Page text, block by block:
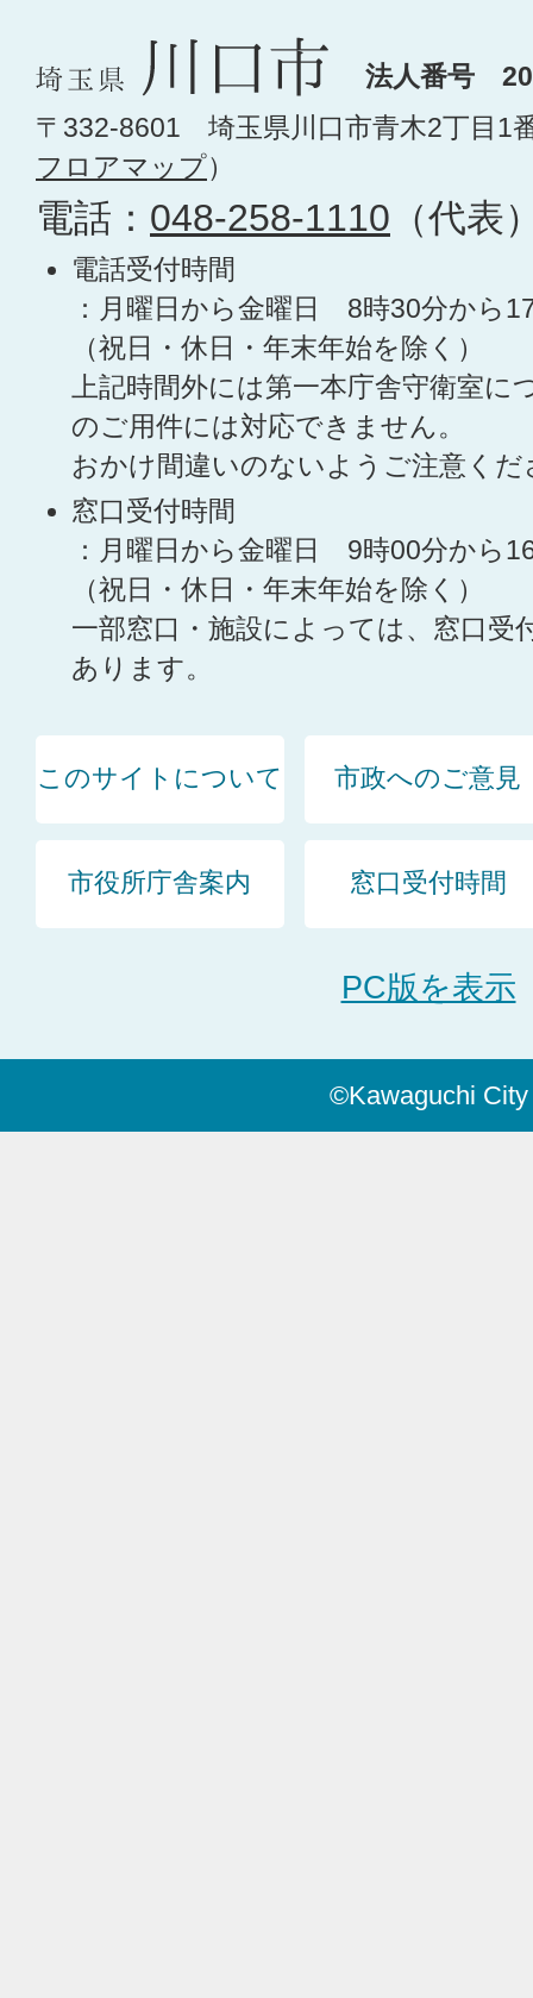
法人番号
〒332-8601 埼玉県川口市青木2丁目1
フロアマップ）
電話： 048-258-1110 （代表
電話受付時間
：月曜日から金曜日 8時30分から
（祝日・休日・年末年始を除く）
上記時間外には第一本庁舎守衛室に
のご用件には対応できません。
おかけ間違いのないようご注意くだ
窓口受付時間
：月曜日から金曜日 9時00分から
（祝日・休日・年末年始を除く）
一部窓口・施設によっては、窓口受
あります。
このサイトについて 市政へのご意見
市役所庁舎案内 窓口受付時間
PC版を表示
©Kawaguchi City